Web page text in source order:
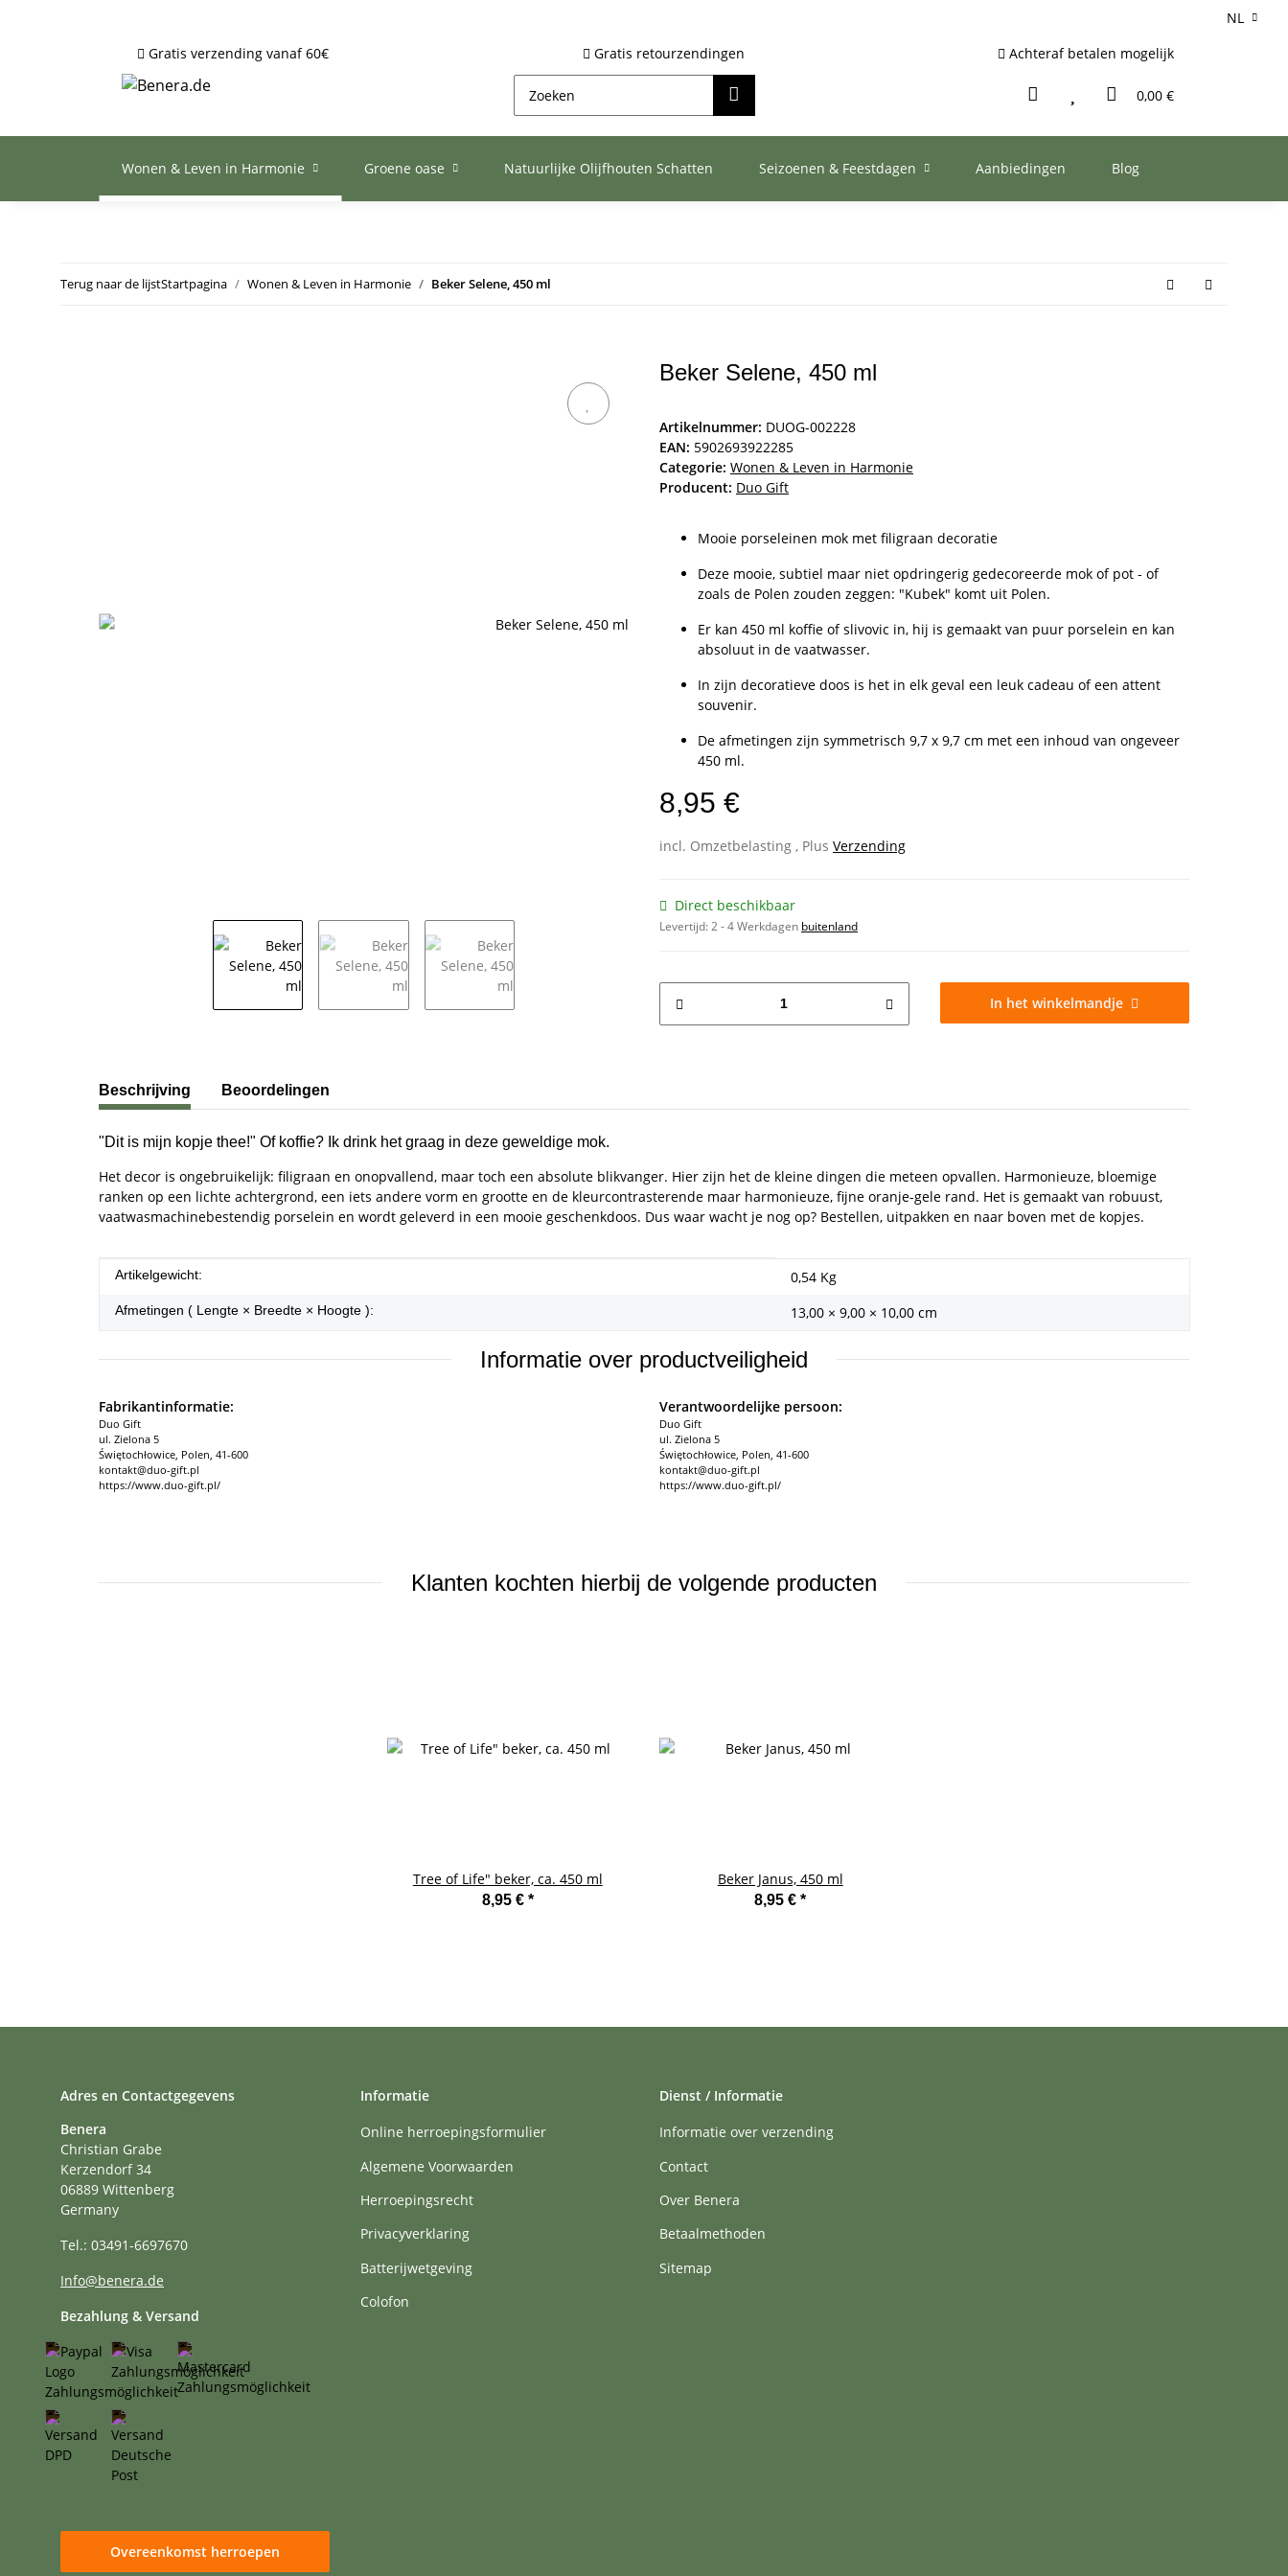
NL
Gratis verzending vanaf 60€
Gratis retourzendingen Achteraf betalen mogelijk
0,00 €
Wonen & Leven in Harmonie Groene oase Natuurlijke Olijfhouten Schatten Seizoenen & Feestdagen Aanbiedingen Blog
Terug naar de lijstStartpagina Wonen & Leven in Harmonie Beker Selene, 450 ml
Beker Selene, 450 ml
Artikelnummer: DUOG-002228
EAN: 5902693922285
Categorie: Wonen & Leven in Harmonie
Producent: Duo Gift
Mooie porseleinen mok met filigraan decoratie
Deze mooie, subtiel maar niet opdringerig gedecoreerde mok of pot - of
zoals de Polen zouden zeggen: "Kubek" komt uit Polen.
Er kan 450 ml koffie of slivovic in, hij is gemaakt van puur porselein en kan
absoluut in de vaatwasser.
In zijn decoratieve doos is het in elk geval een leuk cadeau of een attent
souvenir.
De afmetingen zijn symmetrisch 9,7 x 9,7 cm met een inhoud van ongeveer
450 ml.
8,95 €
incl. Omzetbelasting , Plus Verzending
Direct beschikbaar
Levertijd:2 - 4 Werkdagen buitenland
In het winkelmandje
#productDetails.showMoreTabs#
Beschrijving Beoordelingen
"Dit is mijn kopje thee!" Of koffie? Ik drink het graag in deze geweldige mok.
Het decor is ongebruikelijk: filigraan en onopvallend, maar toch een absolute blikvanger. Hier zijn het de kleine dingen die meteen opvallen. Harmonieuze, bloemige
ranken op een lichte achtergrond, een iets andere vorm en grootte en de kleurcontrasterende maar harmonieuze, fijne oranje-gele rand. Het is gemaakt van robuust,
vaatwasmachinebestendig porselein en wordt geleverd in een mooie geschenkdoos. Dus waar wacht je nog op? Bestellen, uitpakken en naar boven met de kopjes.
#productDetails.itemInformation#
#productDetails.itemValue#
Artikelgewicht: 0,54 Kg
Afmetingen ( Lengte × Breedte × Hoogte ): 13,00 × 9,00 × 10,00 cm
Informatie over productveiligheid
Fabrikantinformatie:
Duo Gift
ul. Zielona 5
Świętochłowice, Polen, 41-600
kontakt@duo-gift.pl
https://www.duo-gift.pl/
Verantwoordelijke persoon:
Duo Gift
ul. Zielona 5
Świętochłowice, Polen, 41-600
kontakt@duo-gift.pl
https://www.duo-gift.pl/
Klanten kochten hierbij de volgende producten
Tree of Life" beker, ca. 450 ml
8,95 € *
Beker Janus, 450 ml
8,95 €*
Adres en Contactgegevens
Benera
Christian Grabe
Kerzendorf 34
06889 Wittenberg
Germany
Tel.: 03491-6697670
Info@benera.de
Bezahlung & Versand
Informatie
Online herroepingsformulier
Algemene Voorwaarden
Herroepingsrecht
Privacyverklaring
Batterijwetgeving
Colofon
Dienst / Informatie
Informatie over verzending
Contact
Over Benera
Betaalmethoden
Sitemap
Overeenkomst herroepen